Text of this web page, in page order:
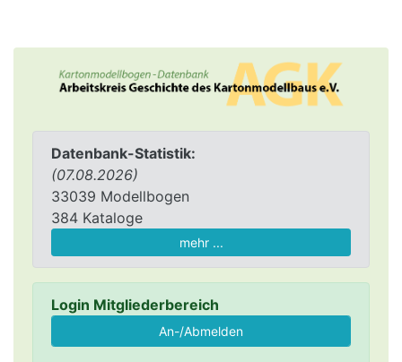
Datenbank-Statistik:
(07.08.2026)
33039 Modellbogen
384 Kataloge
mehr ...
Login Mitgliederbereich